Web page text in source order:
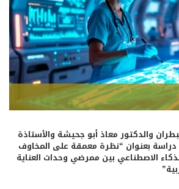
والدكتور معاذ أبو جحيشة والأستاذة
بعنوان “نظرة معمقة على المخاوف
الاصطناعي بين ممرضي وحدات العناية